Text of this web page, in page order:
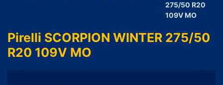
275/50 R20
109V MO
Pirelli SCORPION WINTER 275/50
R20 109V MO